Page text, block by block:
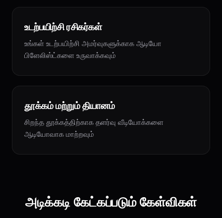
உடற்பயிற்சி ரசிகர்கள்
உங்கள் உடற்பயிற்சி அமர்வுகளுக்காக ஆடியோ
பிளேலிஸ்ட்களை உருவாக்கவும்
தூக்கம் மற்றும் தியானம்
சிறந்த தூக்கத்திற்காக தளர்வு வீடியோக்களை
ஆடியோவாக மாற்றவும்
அடிக்கடி கேட்கப்படும் கேள்விகள்